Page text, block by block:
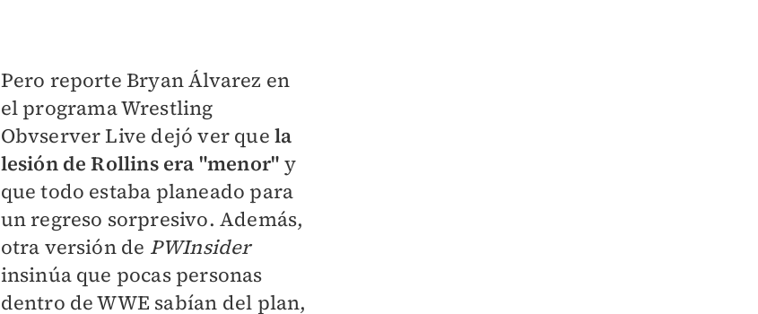
Pero reporte Bryan Álvarez en
el programa Wrestling
Obvserver Live dejó ver quela
lesión de Rollins era "menor" y
que todo estaba planeado para
un regreso sorpresivo. Además,
otra versión de PWInsider
insinúa que pocas personas
dentro de WWE sabían del plan,